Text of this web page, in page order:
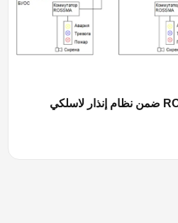
اختبار ROSSMA IIOT-AMS ضمن نظام إنذار لاسلكي